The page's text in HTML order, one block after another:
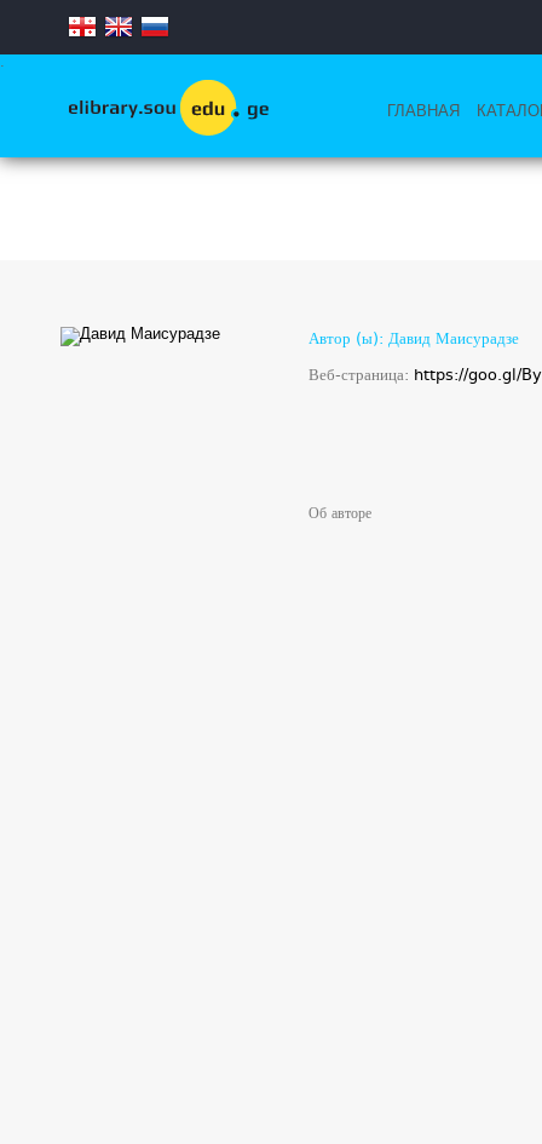
.
ГЛАВНАЯ
Автор (ы): Давид Маисурадзе
Веб-страница: https://goo.gl/
Об авторе